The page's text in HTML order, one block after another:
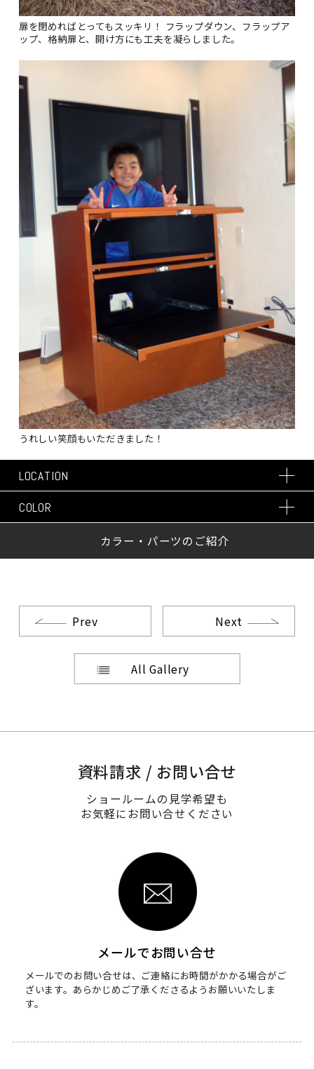
扉を閉めればとってもスッキリ！ フラップダウン、フラップア
ップ、格納扉と、開け方にも工夫を凝らしました。
うれしい笑顔もいただきました！
LOCATION
COLOR
カラー・パーツのご紹介
Prev
All Gallery
Next
資料請求 / お問い合せ
ショールームの見学希望も
お気軽にお問い合せください
メールでお問い合せ
メールでのお問い合せは、ご連絡にお時間がかかる場合がご
ざいます。 あらかじめご了承くださるようお願いいたしま
す。